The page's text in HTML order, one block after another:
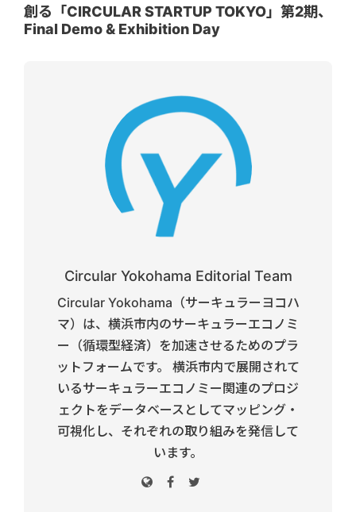
創る「CIRCULAR STARTUP TOKYO」第2期、
Final Demo & Exhibition Day
Circular Yokohama Editorial Team
Circular Yokohama（サーキュラーヨコハ
マ）は、横浜市内のサーキュラーエコノミ
ー（循環型経済）を加速させるためのプラ
ットフォームです。 横浜市内で展開されて
いるサーキュラーエコノミー関連のプロジ
ェクトをデータベースとしてマッピング・
可視化し、それぞれの取り組みを発信して
います。